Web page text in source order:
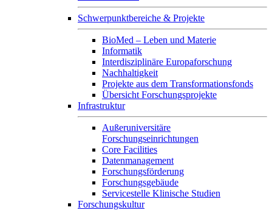
Schwerpunktbereiche & Projekte
BioMed – Leben und Materie
Informatik
Interdisziplinäre Europaforschung
Nachhaltigkeit
Projekte aus dem Transformationsfonds
Übersicht Forschungsprojekte
Infrastruktur
Außeruniversitäre
Forschungseinrichtungen
Core Facilities
Datenmanagement
Forschungsförderung
Forschungsgebäude
Servicestelle Klinische Studien
Forschungskultur